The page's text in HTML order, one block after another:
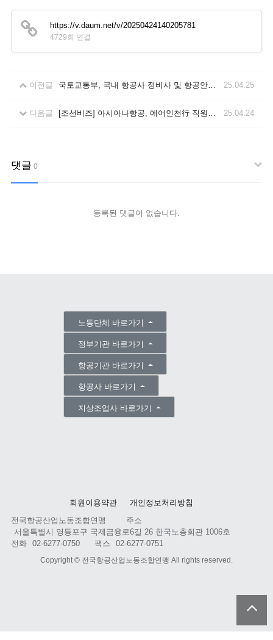
https://v.daum.net/v/20250424140205781
4729회 연결
이전글 국토교통부, 국내 항공사 정비사 및 항공안전감독관 대상 교육 실시 25.04.25
다음글 [조선비즈] 아시아나항공, 에어인천行 직원들 업무 공간 분리 25.04.24
댓글 0
등록된 댓글이 없습니다.
노동단체 바로가기
정부기관 바로가기
항공기관 바로가기
항공사 바로가기
지상조업사 바로가기
회원이용약관
개인정보처리방침
전국항공산업노동조합연맹
주소
서울특별시 영등포구 국제금융로6길 26 한국노총회관 1006호
전화
02-6277-0750 팩스 02-6277-0751
Copyright © 전국항공산업노동조합연맹 All rights reserved.